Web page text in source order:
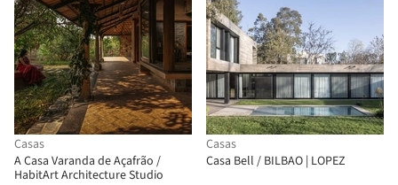
Casas
A Casa Varanda de Açafrão /
HabitArt Architecture Studio
Casas
Casa Bell / BILBAO | LOPEZ